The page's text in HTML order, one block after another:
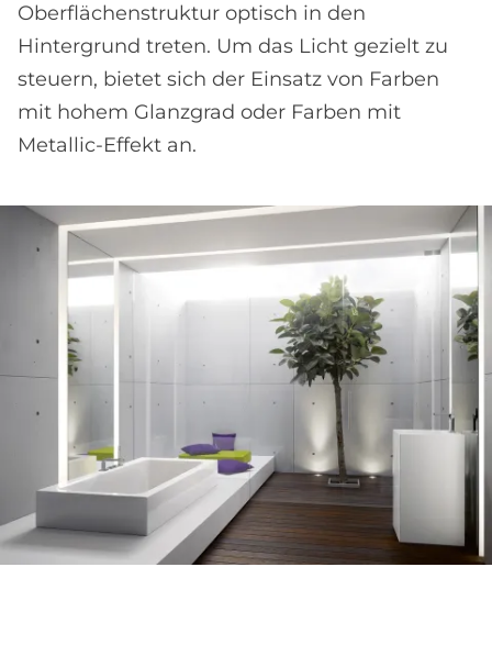
Oberflächenstruktur optisch in den
Hintergrund treten. Um das Licht gezielt zu
steuern, bietet sich der Einsatz von Farben
mit hohem Glanzgrad oder Farben mit
Metallic-Effekt an.